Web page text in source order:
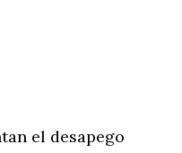
el desapego